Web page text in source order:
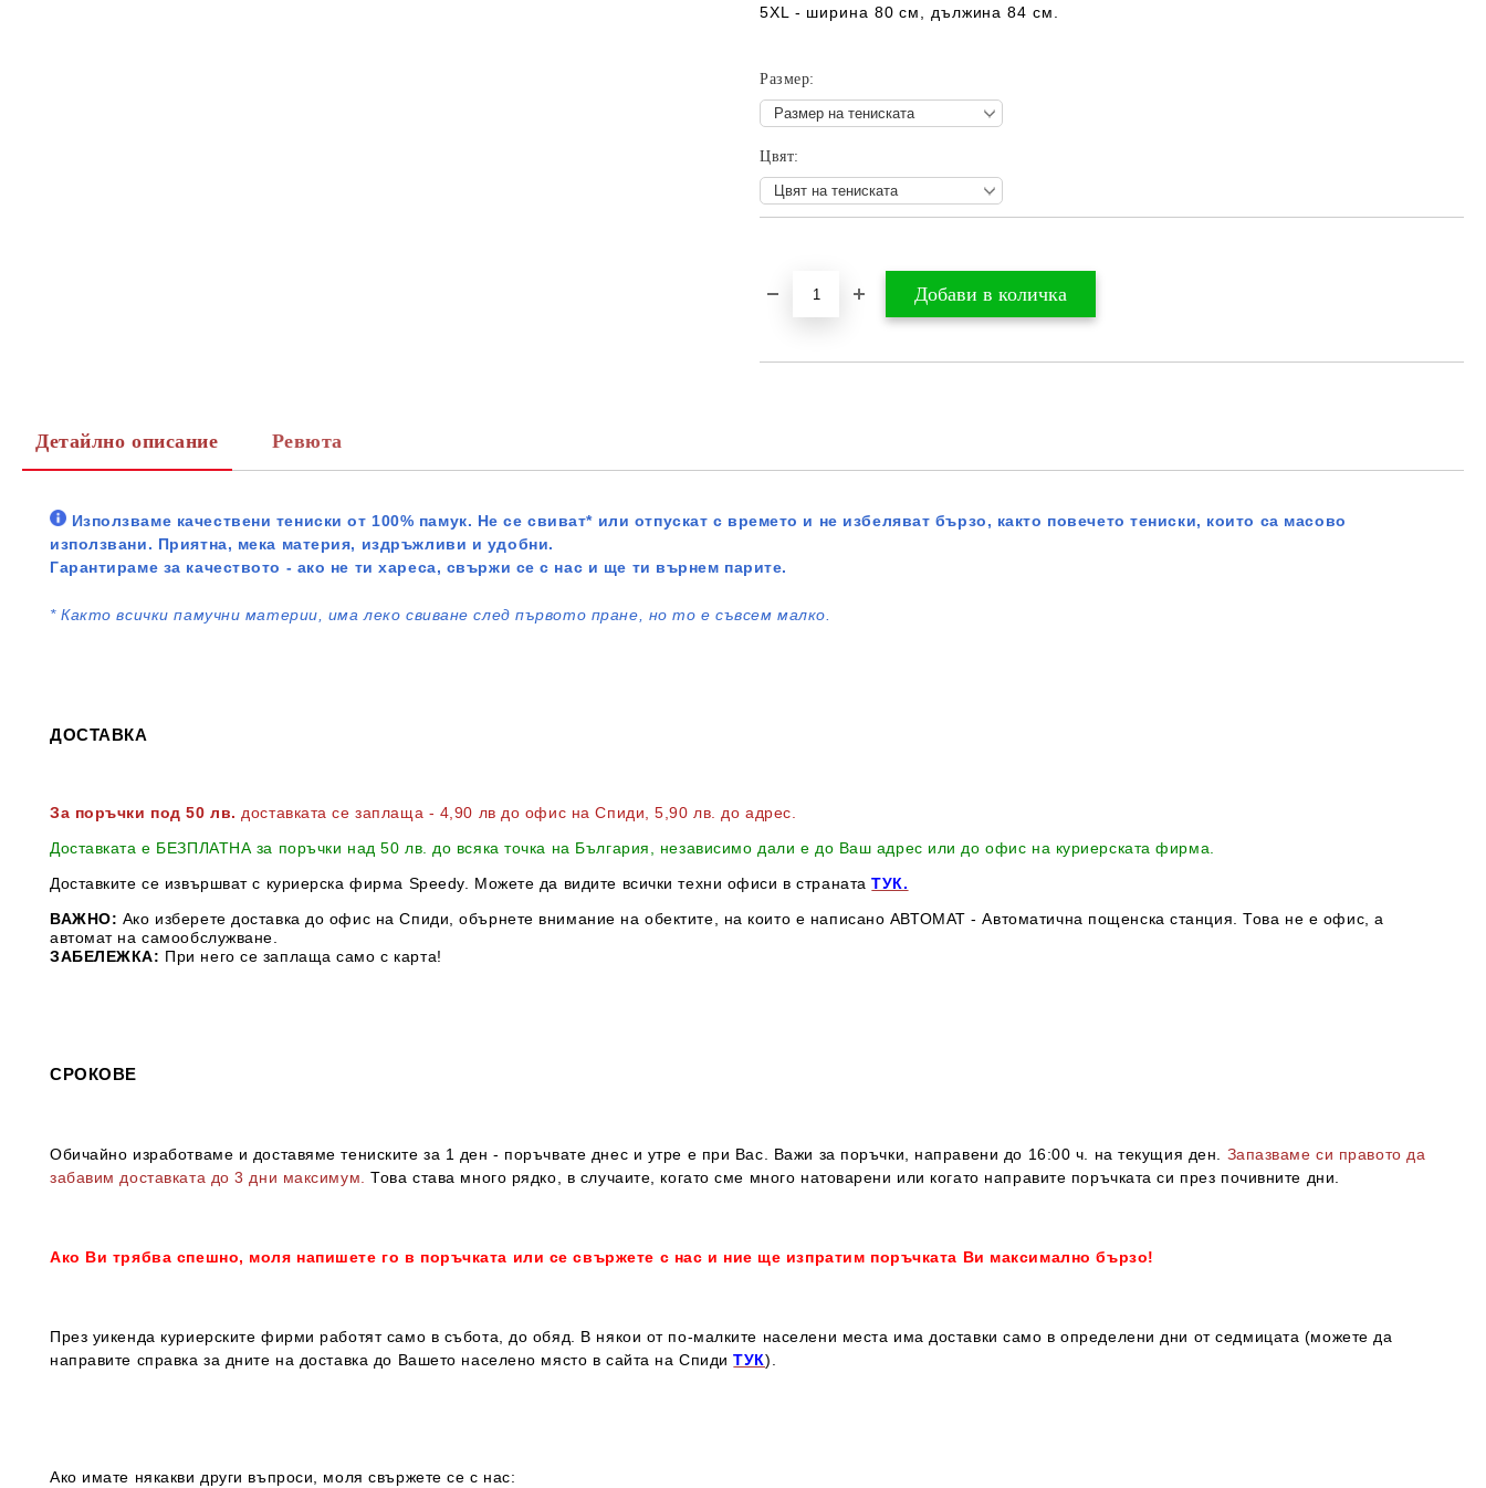
5XL - ширина 80 см, дължина 84 см.
Размер:
Цвят:
Детайлно описание Ревюта
Използваме качествени тениски от 100% памук. Не се свиват* или отпускат с времето и не избеляват бързо, както повечето тениски, които са масово
използвани. Приятна, мека материя, издръжливи и удобни.
Гарантираме за качеството - ако не ти хареса, свържи се с нас и ще ти върнем парите.
*Както всички памучни материи, има леко свиване след първото пране, но то е съвсем малко.
ДОСТАВКА
За поръчки под 50 лв. доставката се заплаща - 4,90 лв до офис на Спиди , 5,90 лв. до адрес
Доставката е БЕЗПЛАТНА за поръчки над 50 лв. до всяка точка на България, независимо дали е до Ваш адрес или до офис на куриерската фирма.
Доставките се извършват с куриерска фирма Speedy. Можете да видите всички техни офиси в страната ТУК.
ВАЖНО: Ако изберете доставка до офис на Спиди, обърнете внимание на обектите, на които е написано АВТОМАТ - Автоматична пощенска станция. Това не е офис, а
автомат на самообслужване.
ЗАБЕЛЕЖКА: При него се заплаща само с карта!
СРОКОВЕ
Обичайно изработваме и доставяме тениските за 1 ден - поръчвате днес и утре е при Вас. Важи за поръчки, направени до 16:00 ч. на текущия ден. Запазваме си правото да
забавим доставката до 3 дни максимум.
Това става много рядко, в случаите, когато сме много натоварени или когато направите поръчката си през почивните дни.
Ако Ви трябва спешно, моля напишете го в поръчката или се свържете с нас и ние ще изпратим поръчката Ви максимално бързо!
През уикенда куриерските фирми работят само в събота, до обяд. В някои от по-малките населени места има доставки само в определени дни от седмицата (можете да
направите справка за дните на доставка до Вашето населено място в сайта на СпидиТУК).
Ако имате някакви други въпроси, моля свържете се с нас: